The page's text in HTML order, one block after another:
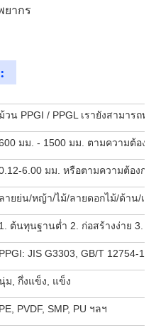
ยากร
ม้วน PPGI / PPGL เรายังสามารถท
มม. - 1500 มม. ตามความต้องก
6.00 มม. หรือตามความต้องกา
ลายย่น/หญ้า/ไม้/ลายดอกไม้/ด้าน/เอ
1. ต้นทุนฐานต่ำ 2. ก่อสร้างง่าย 3. ป
PPGI: JIS G3303, GB/T 12754-
ม, กึ่งแข็ง, แข็ง
PE, PVDF, SMP, PU ฯลฯ